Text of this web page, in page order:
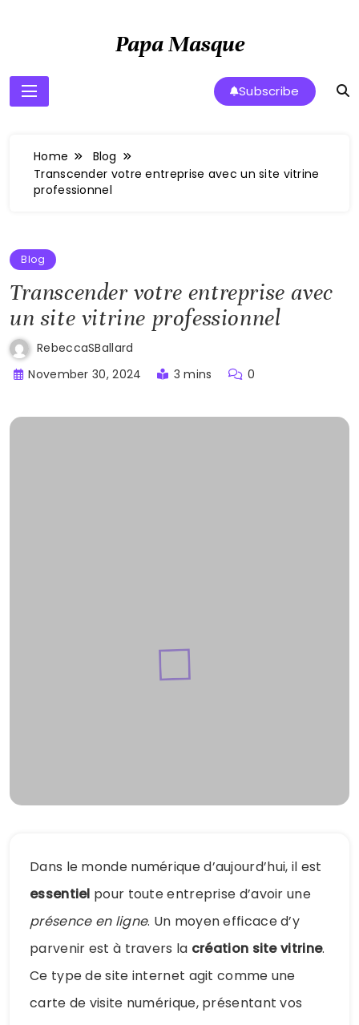
Papa Masque
Subscribe
Home
Blog
Transcender votre entreprise avec un site vitrine
professionnel
Blog
Transcender votre entreprise avec
un site vitrine professionnel
RebeccaSBallard
November 30, 2024
3 mins 0
Dans le monde numérique d’aujourd’hui, il est
essentiel pour toute entreprise d’avoir une
présence en ligne. Un moyen efficace d’y
parvenir est à travers la création site vitrine.
Ce type de site internet agit comme une
carte de visite numérique, présentant vos